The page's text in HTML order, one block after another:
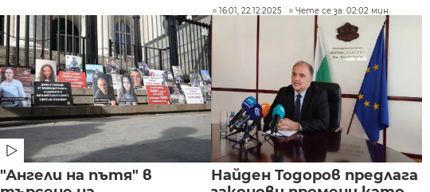
16:01, 22.12.2025 Чете се за: 02:02 мин.
"Ангели на пътя" в
Найден Тодоров предлага